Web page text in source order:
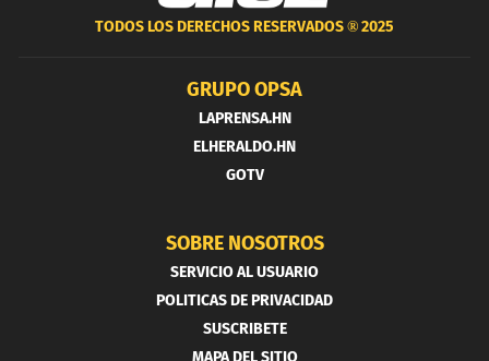
TODOS LOS DERECHOS RESERVADOS ®2025
GRUPO OPSA
LAPRENSA.HN
ELHERALDO.HN
GOTV
SOBRE NOSOTROS
SERVICIO AL USUARIO
POLITICAS DE PRIVACIDAD
SUSCRIBETE
MAPA DEL SITIO